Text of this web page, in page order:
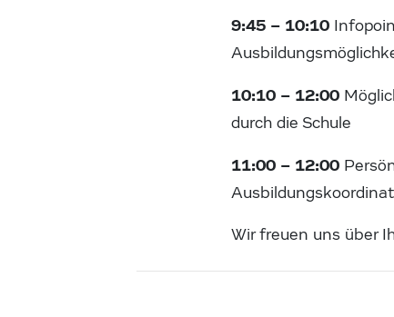
9:45 – 10:10
10:10 – 12:00
durch die Schule
11:00 – 12:00
Wir freuen uns über